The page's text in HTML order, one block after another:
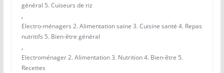
général 5. Cuiseurs de riz
,
Electro-ménagers 2. Alimentation saine 3. Cuisine santé 4. Repas
nutritifs 5. Bien-être général
,
Electroménager 2. Alimentation 3. Nutrition 4. Bien-être 5.
Recettes